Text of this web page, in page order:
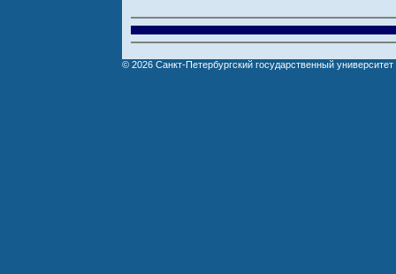
© 2026 Санкт-Петербургский государственный